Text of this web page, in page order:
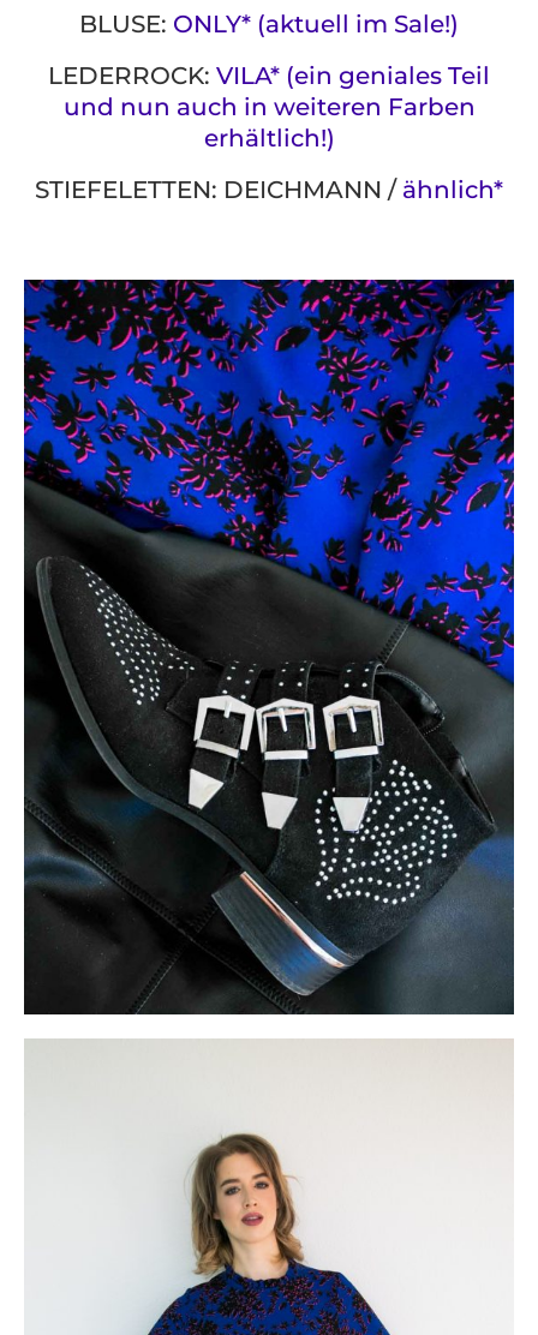
BLUSE: ONLY* (aktuell im Sale!)
LEDERROCK: VILA* (ein geniales Teil
und nun auch in weiteren Farben
erhältlich!)
STIEFELETTEN: DEICHMANN / ähnlich*